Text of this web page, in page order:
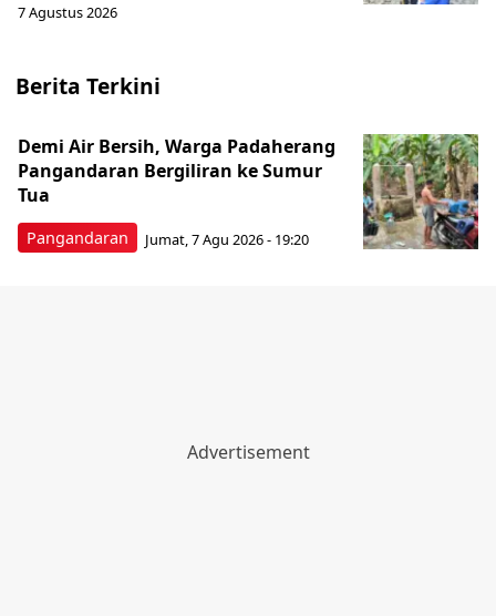
7 Agustus 2026
Berita Terkini
Pangandaran
Demi Air Bersih, Warga Padaherang
Pangandaran Bergiliran ke Sumur
Tua
Jumat, 7 Agu 2026 - 19:20